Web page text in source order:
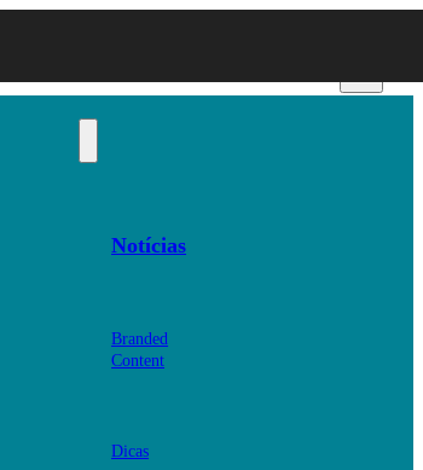
Notícias
Branded
Content
Dicas